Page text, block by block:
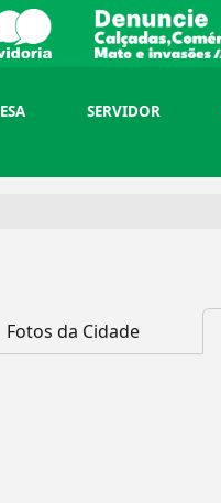
SERVIDOR
Fotos da Cidade